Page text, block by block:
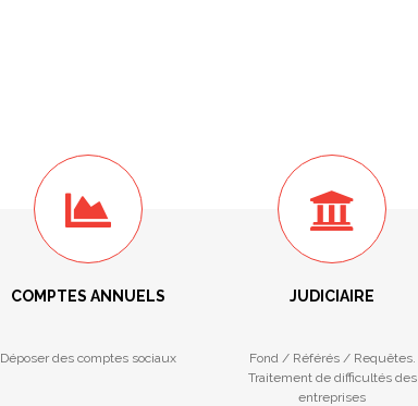
COMPTES ANNUELS
Déposer des comptes sociaux
JUDICIAIRE
Fond / Référés / Requêtes.
Traitement de difficultés des
entreprises